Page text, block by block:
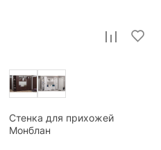
Стенка для прихожей
Монблан